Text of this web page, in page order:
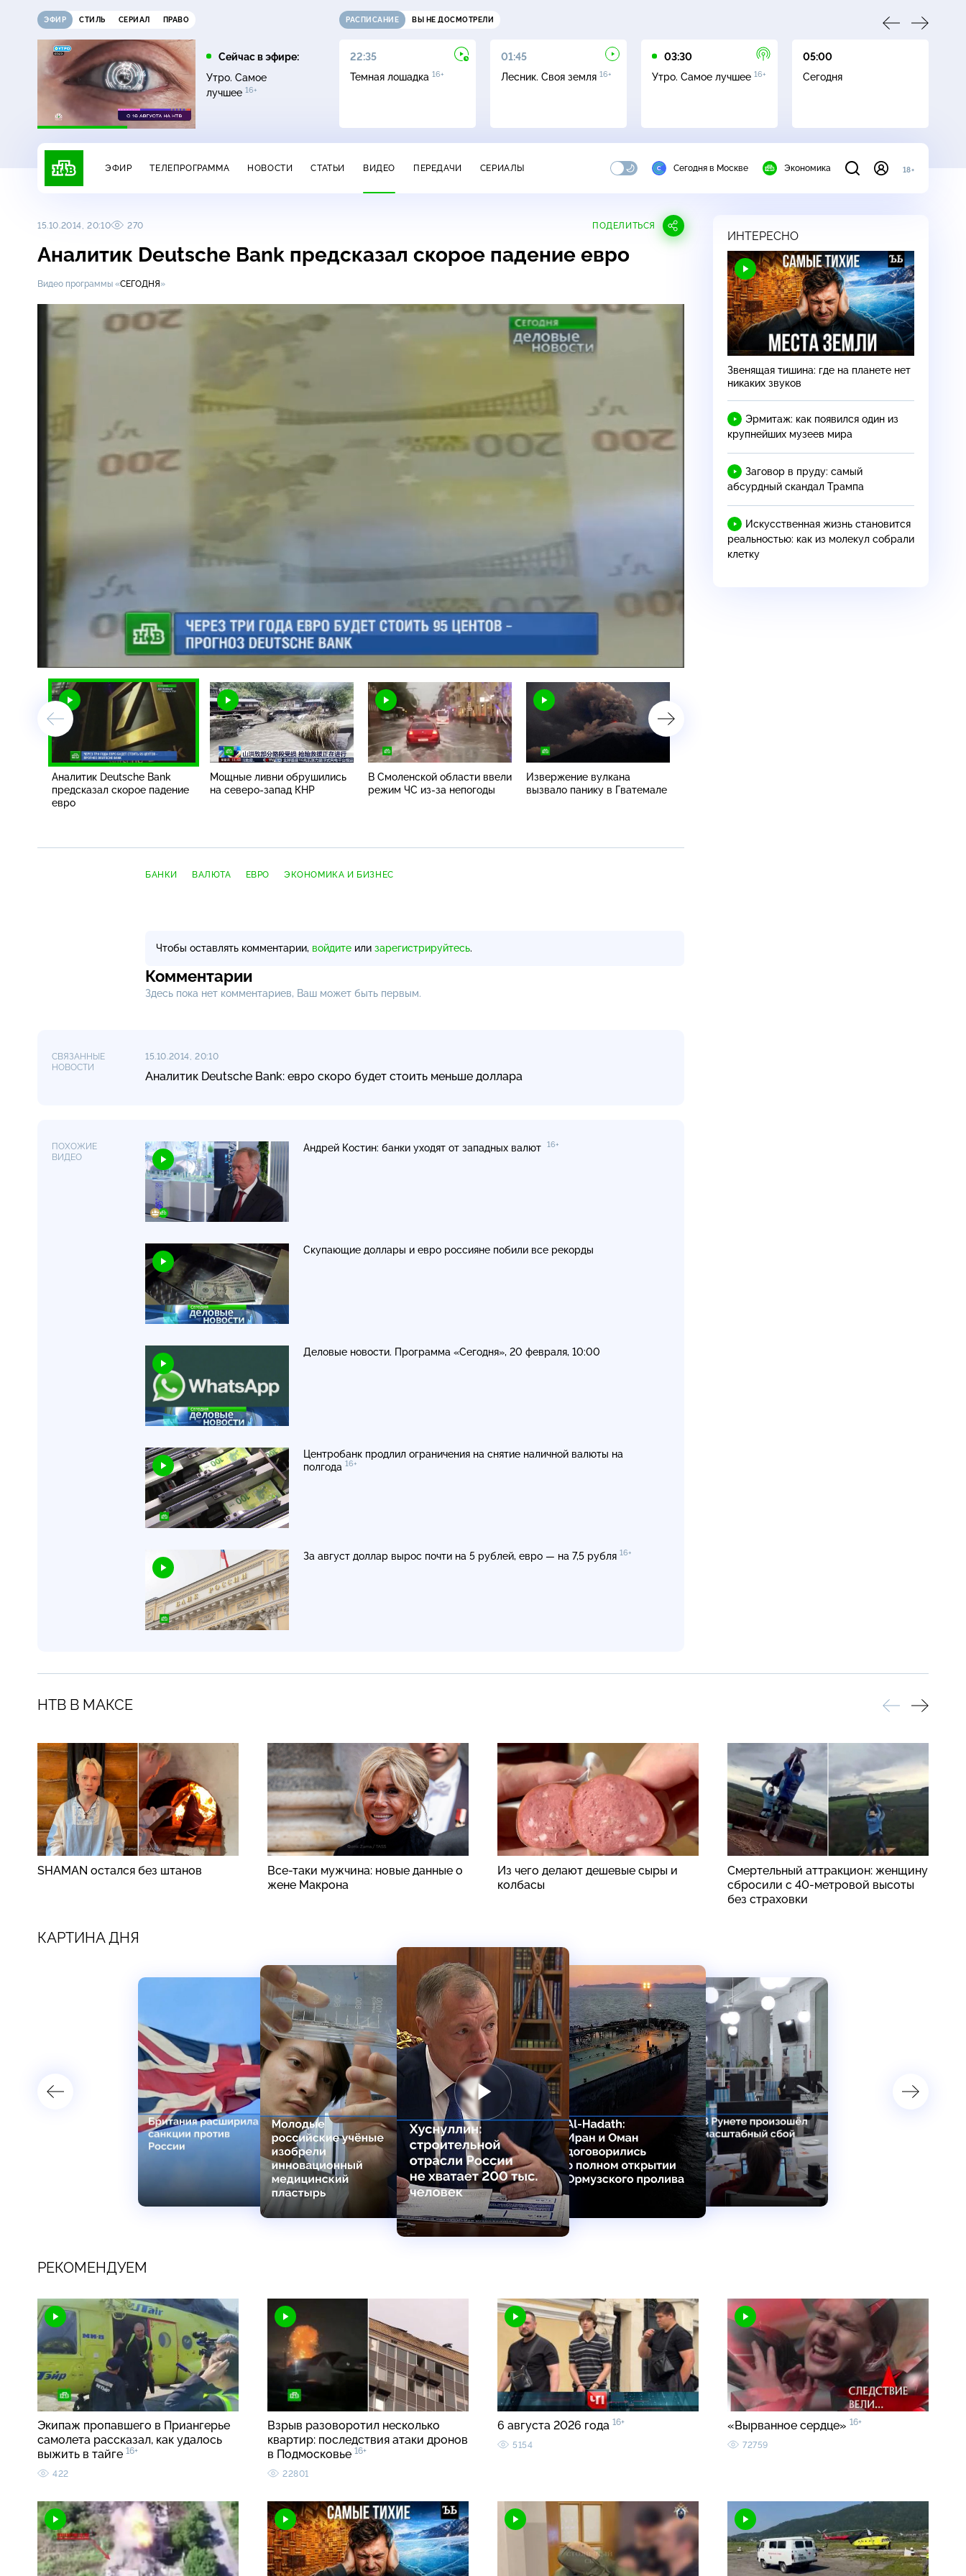
ЭФИР СТИЛЬ СЕРИАЛ ПРАВО
Сейчас в эфире:
Утро. Самое
лучшее 16+
РАСПИСАНИЕ ВЫ НЕ ДОСМОТРЕЛИ
21:15
Сегодня
21:30
Неизвестная Россия
22:35
Темная лошадка 16+
01:45
Лесник. Своя земля 16+
03:30
Утро. Самое лучшее 16+
05:00
Сегодня
ЭФИР ТЕЛЕПРОГРАММА НОВОСТИ СТАТЬИ ВИДЕО ПЕРЕДАЧИ СЕРИАЛЫ Сегодня в Москве Экономика 18+
15.10.2014, 20:10 270 ПОДЕЛИТЬСЯ
Аналитик Deutsche Bank предсказал скорое падение евро
Видео программы «СЕГОДНЯ»
Загрузка:
Аналитик Deutsche Bank
предсказал скорое падение
евро
Мощные ливни обрушились
на северо-запад КНР
В Смоленской области ввели
режим ЧС из-за непогоды
Извержение вулкана
вызвало панику в Гватемале
БАНКИ ВАЛЮТА ЕВРО ЭКОНОМИКА И БИЗНЕС
Чтобы оставлять комментарии, войдите или зарегистрируйтесь.
Комментарии
Здесь пока нет комментариев, Ваш может быть первым.
СВЯЗАННЫЕ
НОВОСТИ
15.10.2014, 20:10
Аналитик Deutsche Bank: евро скоро будет стоить меньше доллара
ПОХОЖИЕ
ВИДЕО
Андрей Костин: банки уходят от западных валют 16+
Скупающие доллары и евро россияне побили все рекорды
Деловые новости. Программа «Сегодня», 20 февраля, 10:00
Центробанк продлил ограничения на снятие наличной валюты на
полгода 16+
За август доллар вырос почти на 5 рублей, евро — на 7,5 рубля 16+
ИНТЕРЕСНО
Звенящая тишина: где на планете нет
никаких звуков
Эрмитаж: как появился один из
крупнейших музеев мира
Заговор в пруду: самый
абсурдный скандал Трампа
Искусственная жизнь становится
реальностью: как из молекул собрали
клетку
НТВ В МАКСЕ
SHAMAN остался без штанов
Все-таки мужчина: новые данные о
жене Макрона
Из чего делают дешевые сыры и
колбасы
Смертельный аттракцион: женщину
сбросили с 40-метровой высоты
без страховки
КАРТИНА ДНЯ
РЕКОМЕНДУЕМ
Экипаж пропавшего в Приангерье
самолета рассказал, как удалось
выжить в тайге 16+
422
Взрыв разоворотил несколько
квартир: последствия атаки дронов
в Подмосковье 16+
22801
6 августа 2026 года 16+
5154
«Вырванное сердце» 16+
72759